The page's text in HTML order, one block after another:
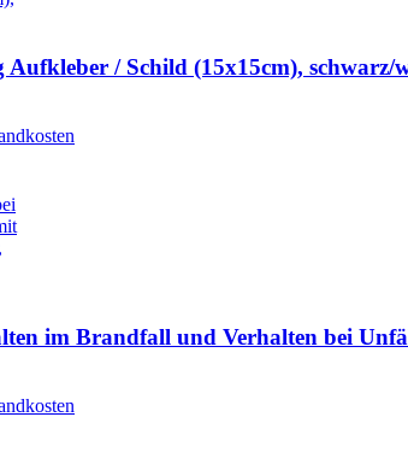
/ Schild (15x15cm), schwarz/
im Brandfall und Verhalten bei